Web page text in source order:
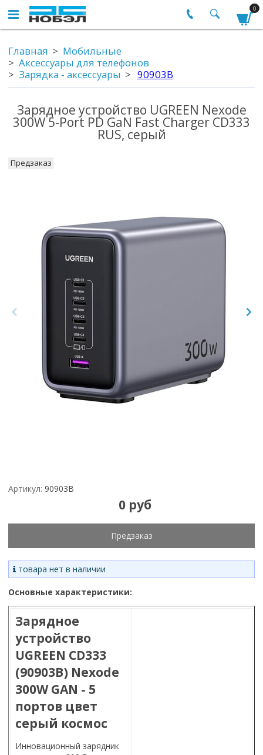
0
Главная
Мобильные
Аксессуары для телефонов
Зарядка - аксессуары
90903B
Зарядное устройство UGREEN Nexode
300W 5-Port PD GaN Fast Charger CD333
RUS, серый
Предзаказ
Артикул: 90903B
0 руб
Предзаказ
товара нет в наличии
Основные характеристики:
Зарядное
устройство
UGREEN CD333
(90903B) Nexode
300W GAN - 5
портов цвет
серый космос
Инновационный зарядник